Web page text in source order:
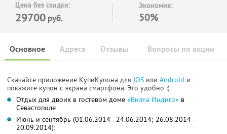
Цена без скидки:
29700 руб.
Экономия:
50%
Основное Отзывы Вопросы по акции
Адреса
Скачайте приложение КупиКупона для IOS или Android и
покажите купон с экрана смартфона. Это удобно :)
Отдых для двоих в гостевом доме «Вилла Индиго» в
Севастополе
Июнь и сентябрь (01.06.2014 - 24.06.2014; 26.08.2014 -
20.09.2014):